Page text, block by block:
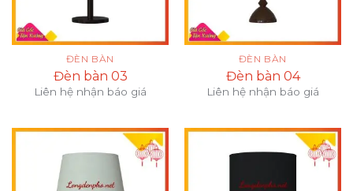
ĐÈN BÀN
Đèn bàn 03
Liên hệ nhận báo giá
ĐÈN BÀN
Đèn bàn 04
Liên hệ nhận báo giá